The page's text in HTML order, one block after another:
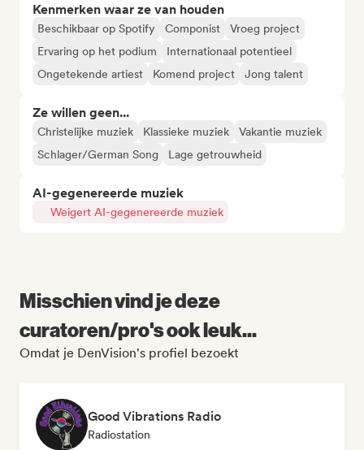
Kenmerken waar ze van houden
Beschikbaar op Spotify Componist
Vroeg project
Ervaring op het podium
Internationaal potentieel
Ongetekende artiest
Komend project Jong talent
Ze willen geen...
Christelijke muziek Klassieke muziek
Vakantie muziek
Schlager/German Song
Lage getrouwheid
AI-gegenereerde muziek
Weigert AI-gegenereerde muziek
Misschien vind je deze
curatoren/pro's ook leuk...
Omdat je DenVision's profiel bezoekt
Good Vibrations Radio
Radiostation